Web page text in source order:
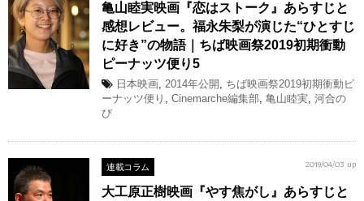
亀山睦実映画『恋はストーク』あらすじと
感想レビュー。福永朱梨が演じた“ひとすじ
に好き”の物語｜ちば映画祭2019初期衝動
ピーナッツ便り5
日本映画, 2014年公開 , ちば映画祭2019初期衝動ピ
ーナッツ便り , Cinemarche編集部, 亀山睦実, 河合の
び
連載コラム 2019/04/03 up
大工原正樹映画『やす焦がし』あらすじと